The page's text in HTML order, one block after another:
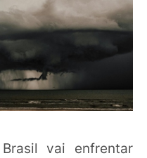
vai enfrentar